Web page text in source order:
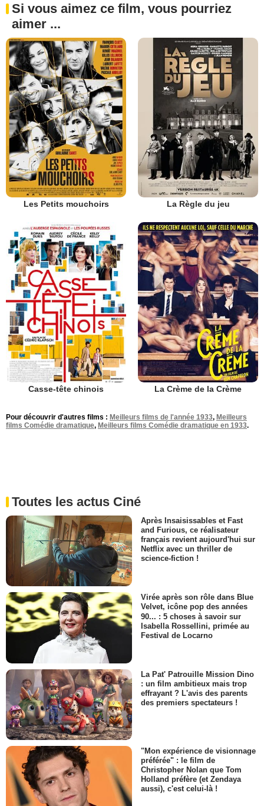
Si vous aimez ce film, vous pourriez
aimer ...
Les Petits mouchoirs La Règle du jeu
Casse-tête chinois La Crème de la Crème
Pour découvrir d'autres films : Meilleurs films de l'année 1933, Meilleurs
films Comédie dramatique, Meilleurs films Comédie dramatique en 1933.
Toutes les actus Ciné
Après Insaisissables et Fast
and Furious, ce réalisateur
français revient aujourd'hui sur
Netflix avec un thriller de
science-fiction !
Virée après son rôle dans Blue
Velvet, icône pop des années
90... : 5 choses à savoir sur
Isabella Rossellini, primée au
Festival de Locarno
La Pat' Patrouille Mission Dino
: un film ambitieux mais trop
effrayant ? L'avis des parents
des premiers spectateurs !
"Mon expérience de visionnage
préférée" : le film de
Christopher Nolan que Tom
Holland préfère (et Zendaya
aussi), c'est celui-là !